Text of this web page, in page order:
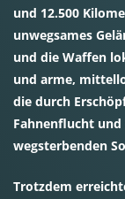
und 12.500
unwegsames
und die Waffen
und arme,
die durch
Fahnenflucht
wegsterbenden
Trotzdem